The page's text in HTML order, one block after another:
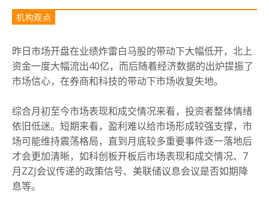
机构观点
昨日市场开盘在业绩炸雷白马股的带动下大幅低开，北上
资金一度大幅流出40亿，而后随着经济数据的出炉提振了
市场信心，在券商和科技的带动下市场收复失地。
综合月初至今市场表现和成交情况来看，投资者整体情绪
依旧低迷。 短期来看，盈利难以给市场形成较强支撑，市
场可能维持震荡格局，直到月底较多重要事件逐一落地后
才会更加清晰，如科创板开板后市场表现和成交情况、7
月ZZJ会议传递的政策信号、美联储议息会议是否如期降
息等。